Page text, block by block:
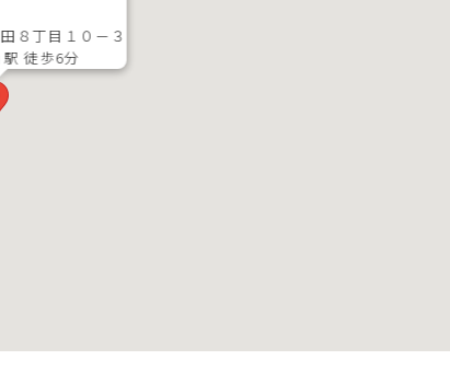
８丁目１０－３
駅 徒歩6分